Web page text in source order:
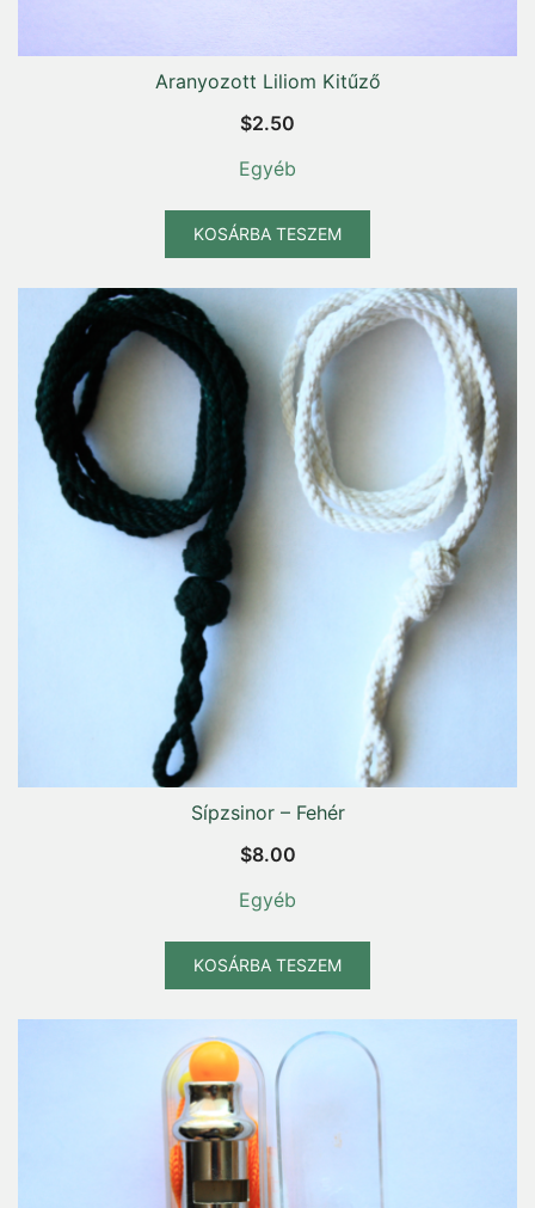
Aranyozott Liliom Kitűző
$2.50
Egyéb
KOSÁRBA TESZEM
Sípzsinor – Fehér
$8.00
Egyéb
KOSÁRBA TESZEM